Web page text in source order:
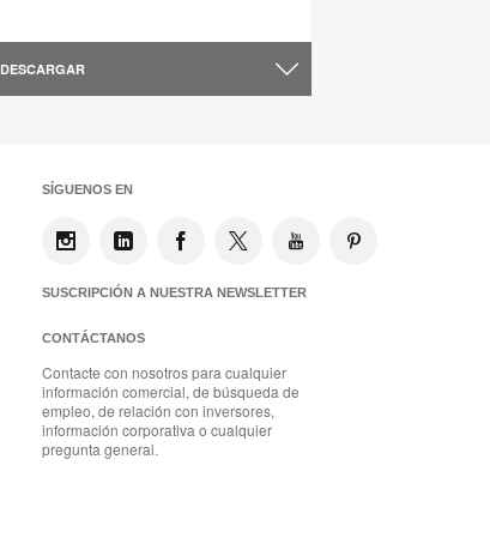
DESCARGAR
SÍGUENOS EN
SUSCRIPCIÓN A NUESTRA NEWSLETTER
CONTÁCTANOS
Contacte con nosotros para cualquier
información comercial, de búsqueda de
empleo, de relación con inversores,
información corporativa o cualquier
pregunta general.